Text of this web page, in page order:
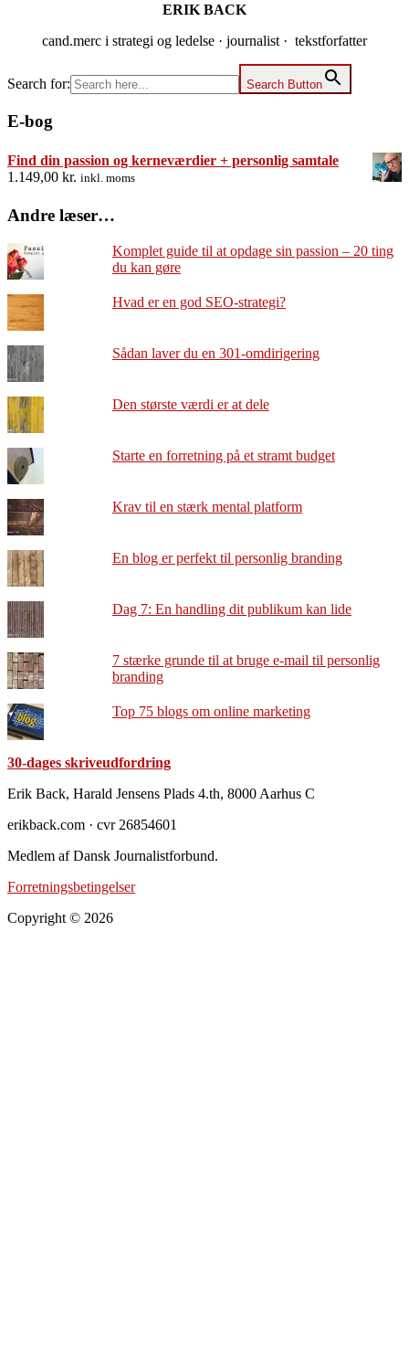
ERIK BACK
cand.merc i strategi og ledelse · journalist · tekstforfatter
Search for: Search Button
E-bog
Find din passion og kerneværdier + personlig samtale
1.149,00 kr. inkl. moms
Andre læser…
Komplet guide til at opdage sin passion – 20 ting
du kan gøre
Hvad er en god SEO-strategi?
Sådan laver du en 301-omdirigering
Den største værdi er at dele
Starte en forretning på et stramt budget
Krav til en stærk mental platform
En blog er perfekt til personlig branding
Dag 7: En handling dit publikum kan lide
7 stærke grunde til at bruge e-mail til personlig
branding
Top 75 blogs om online marketing
30-dages skriveudfordring
Footer
Erik Back, Harald Jensens Plads 4.th, 8000 Aarhus C
erikback.com · cvr 26854601
Medlem af Dansk Journalistforbund.
Forretningsbetingelser
Copyright © 2026